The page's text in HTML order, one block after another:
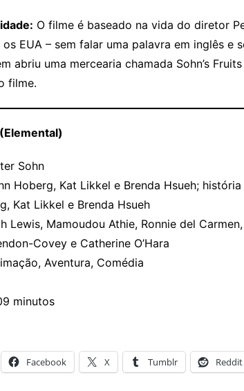
O filme é baseado na vida do diretor
EUA – sem falar uma palavra em inglês e
abriu uma mercearia chamada Sohn’s
filme.
Sohn
Hoberg, Kat Likkel e Brenda Hsueh;
Kat Likkel e Brenda Hsueh
Lewis, Mamoudou Athie, Ronnie del
Covey e Catherine O’Hara
Aventura, Comédia
minutos
Facebook X Tumblr Reddit